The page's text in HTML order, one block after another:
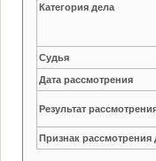
Категория дела
Судья
Дата рассмотрения
Результат
Признак рассмотрения